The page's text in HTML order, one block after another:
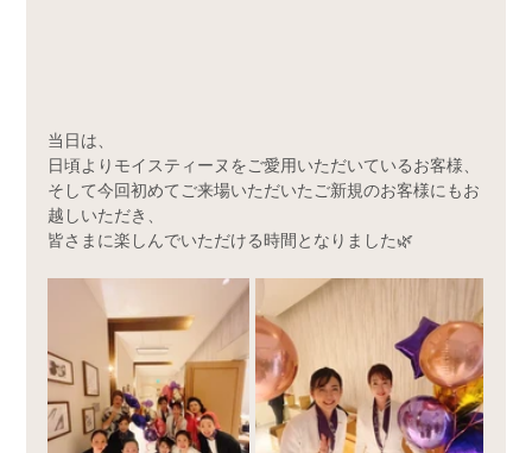
当日は、
日頃よりモイスティーヌをご愛用いただいているお客様、
そして今回初めてご来場いただいたご新規のお客様にもお
越しいただき、
皆さまに楽しんでいただける時間となりました🌿